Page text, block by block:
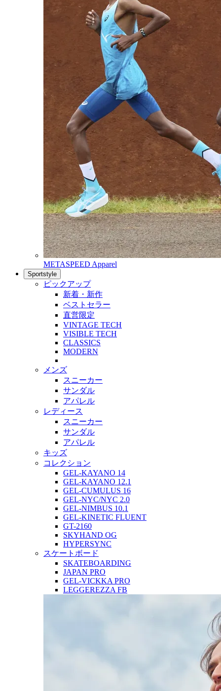
METASPEED Apparel
Sportstyle
ピックアップ
新着・新作
ベストセラー
直営限定
VINTAGE TECH
VISIBLE TECH
CLASSICS
MODERN
メンズ
スニーカー
サンダル
アパレル
レディース
スニーカー
サンダル
アパレル
キッズ
コレクション
GEL-KAYANO 14
GEL-KAYANO 12.1
GEL-CUMULUS 16
GEL-NYC/NYC 2.0
GEL-NIMBUS 10.1
GEL-KINETIC FLUENT
GT-2160
SKYHAND OG
HYPERSYNC
スケートボード
SKATEBOARDING
JAPAN PRO
GEL-VICKKA PRO
LEGGEREZZA FB